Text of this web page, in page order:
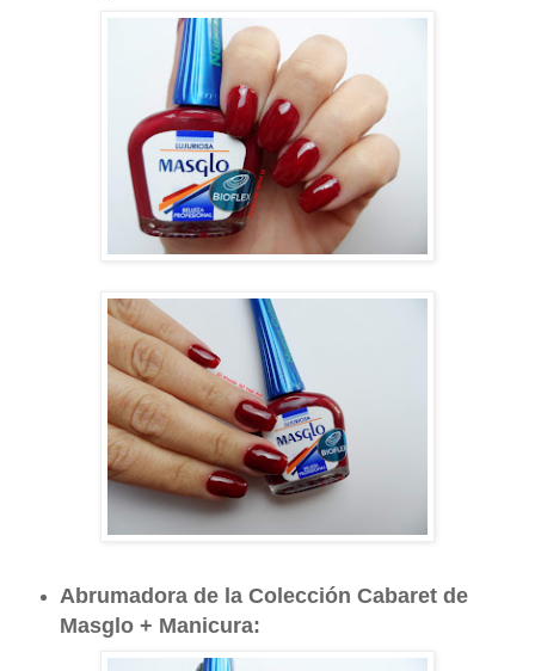
Abrumadora de la Colección Cabaret de
Masglo + Manicura: